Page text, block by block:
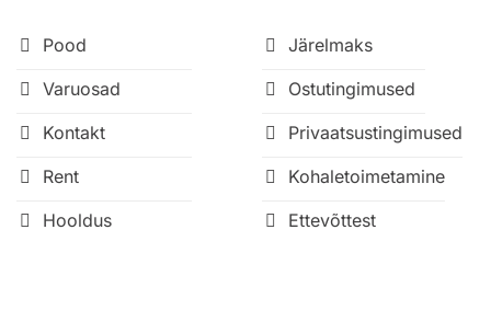
Pood
Varuosad
Kontakt
Rent
Hooldus
Järelmaks
Ostutingimused
Privaatsustingimused
Kohaletoimetamine
Ettevõttest